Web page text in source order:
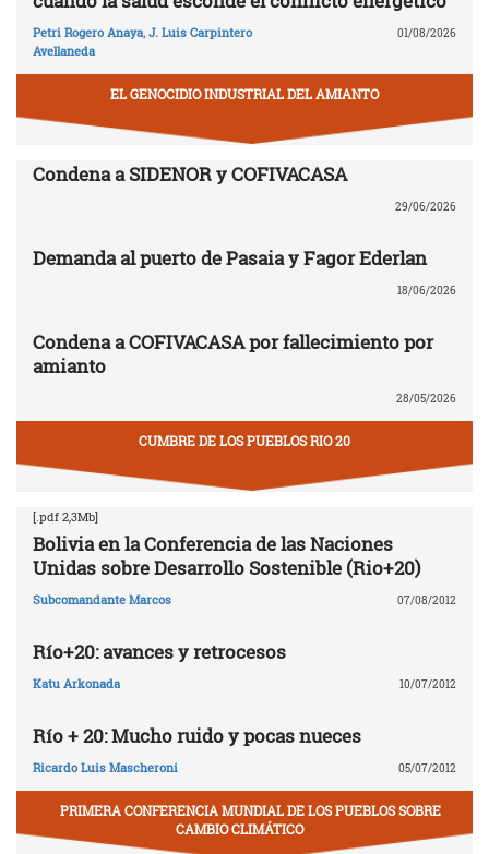
Petri Rogero Anaya, J. Luis Carpintero
Avellaneda
01/08/2026
EL GENOCIDIO INDUSTRIAL DEL AMIANTO
Condena a SIDENOR y COFIVACASA
29/06/2026
Demanda al puerto de Pasaia y Fagor Ederlan
18/06/2026
Condena a COFIVACASA por fallecimiento por
amianto
28/05/2026
CUMBRE DE LOS PUEBLOS RIO 20
[.pdf 2,3Mb]
Bolivia en la Conferencia de las Naciones
Unidas sobre Desarrollo Sostenible (Rio+20)
Subcomandante Marcos 07/08/2012
Río+20: avances y retrocesos
Katu Arkonada 10/07/2012
Río + 20: Mucho ruido y pocas nueces
Ricardo Luis Mascheroni 05/07/2012
PRIMERA CONFERENCIA MUNDIAL DE LOS PUEBLOS SOBRE
CAMBIO CLIMÁTICO